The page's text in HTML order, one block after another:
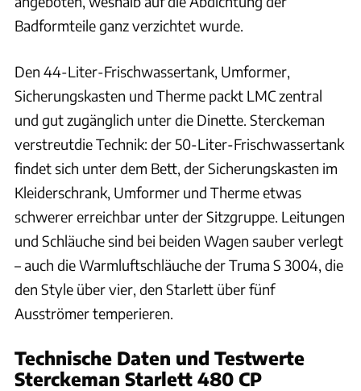
Badformteile ganz verzichtet wurde.
Den 44-Liter-Frischwassertank, Umformer,
Sicherungskasten und Therme packt LMC zentral
und gut zugänglich unter die Dinette. Sterckeman
verstreutdie Technik: der 50-Liter-Frischwassertank
findet sich unter dem Bett, der Sicherungskasten im
Kleiderschrank, Umformer und Therme etwas
schwerer erreichbar unter der Sitzgruppe. Leitungen
und Schläuche sind bei beiden Wagen sauber verlegt
– auch die Warmluftschläuche der Truma S 3004, die
den Style über vier, den Starlett über fünf
Ausströmer temperieren.
Technische Daten und Testwerte
Sterckeman Starlett 480 CP